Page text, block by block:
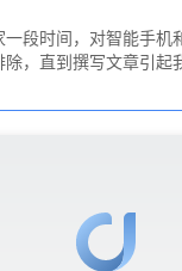
一段时间，对智能手机
除，直到撰写文章引起